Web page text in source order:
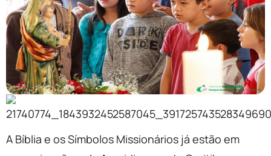
A Bíblia e os Símbolos Missionários já estão em